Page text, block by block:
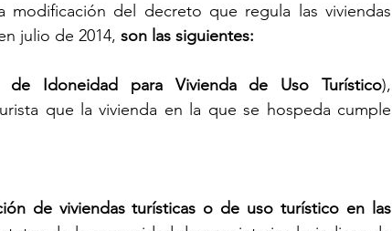
modificación del decreto que regula las viviendas
julio de 2014, son las siguientes:
de Idoneidad para Vivienda de Uso Turístico),
que la vivienda en la que se hospeda cumple
de viviendas turísticas o de uso turístico en las